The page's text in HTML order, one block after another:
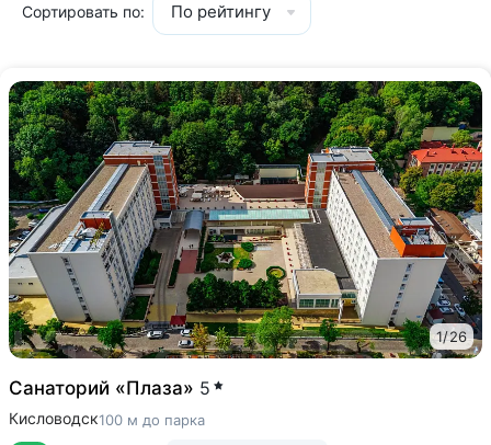
Сортировать по: По рейтингу
1/26
Санаторий «Плаза» 5
Кисловодск100 м до парка